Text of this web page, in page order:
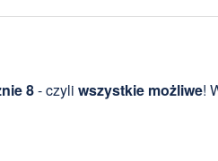
8- czyli wszystkie możliwe!